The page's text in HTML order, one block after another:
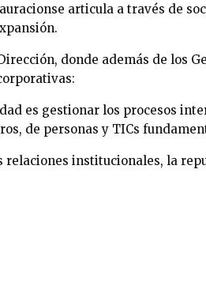
articula a través de
donde además de los
es gestionar los procesos
de personas y TICs
relaciones institucionales, la